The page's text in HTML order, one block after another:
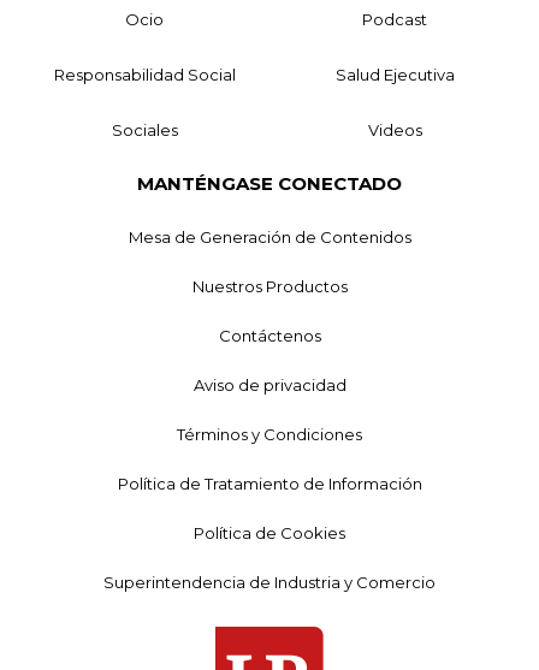
Ocio Podcast
Responsabilidad Social Salud Ejecutiva
Sociales Videos
MANTÉNGASE CONECTADO
Mesa de Generación de Contenidos
Nuestros Productos
Contáctenos
Aviso de privacidad
Términos y Condiciones
Política de Tratamiento de Información
Política de Cookies
Superintendencia de Industria y Comercio